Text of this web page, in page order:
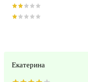
Екатерина